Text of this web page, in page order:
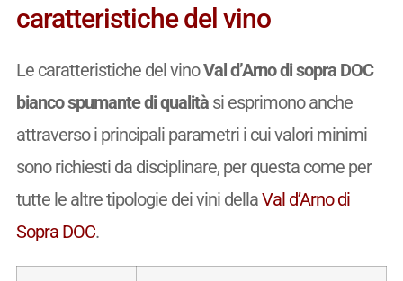
caratteristiche del vino
Le caratteristiche del vinoVal d’Arno di sopra DOC
bianco spumante di qualitàsi esprimono anche
attraverso i principali parametri i cui valori minimi
sono richiesti da disciplinare, per questa come per
tutte le altre tipologie dei vini dellaVal d’Arno di
Sopra DOC.